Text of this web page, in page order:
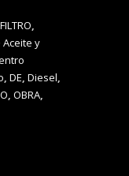
,
y
, DE, Diesel,
, OBRA,